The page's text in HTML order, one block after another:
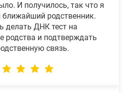
И получилось, так что я
ближайший родственник.
делать ДНК тест на
родства и подтверждать
связь.